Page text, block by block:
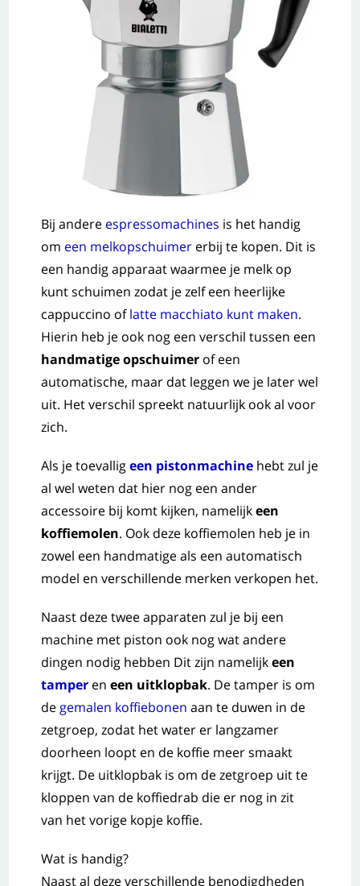
Bij andere espressomachines is het handig
om een melkopschuimer erbij te kopen. Dit is
een handig apparaat waarmee je melk op
kunt schuimen zodat je zelf een heerlijke
cappuccino oflatte macchiato kunt maken.
Hierin heb je ook nog een verschil tussen een
handmatige opschuimer of een
automatische, maar dat leggen we je later wel
uit. Het verschil spreekt natuurlijk ook al voor
zich.
Als je toevalligeen pistonmachine hebt zul je
al wel weten dat hier nog een ander
accessoire bij komt kijken, namelijkeen
koffiemolen. Ook deze koffiemolen heb je in
zowel een handmatige als een automatisch
model en verschillende merken verkopen het.
Naast deze twee apparaten zul je bij een
machine met piston ook nog wat andere
dingen nodig hebben Dit zijn namelijkeen
tamper eneen uitklopbak. De tamper is om
de gemalen koffiebonen aan te duwen in de
zetgroep, zodat het water er langzamer
doorheen loopt en de koffie meer smaakt
krijgt. De uitklopbak is om de zetgroep uit te
kloppen van de koffiedrab die er nog in zit
van het vorige kopje koffie.
Wat is handig?
Naast al deze verschillende benodigdheden